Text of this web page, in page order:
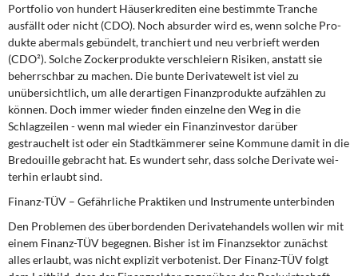
Portfolio von hundert Häuserkrediten eine be­stimmte Tranche
ausfällt oder nicht (CDO). Noch absurder wird es, wenn solche Pro­
dukte abermals gebündelt, tranchiert und neu verbrieft werden
(CDO²). Solche Zocker­produkte verschleiern Risiken, anstatt sie
beherrschbar zu machen. Die bunte Deri­vatewelt ist viel zu
unübersichtlich, um alle derartigen Finanzprodukte aufzählen zu
können. Doch immer wieder finden einzelne den Weg in die
Schlagzeilen - wenn mal wieder ein Finanzinvestor darüber
gestrauchelt ist oder ein Stadtkämmerer seine Kom­mune damit in die
Bredouille gebracht hat. Es wundert sehr, dass solche Derivate wei­
terhin erlaubt sind.
Finanz-TÜV – Gefährliche Praktiken und Instrumente unterbinden
Den Problemen des überbordenden Derivatehandels wollen wir mit
einem Finanz-TÜV begegnen. Bisher ist im Finanzsektor zunächst
alles erlaubt, was nicht explizit verbotenist. Der Finanz-TÜV folgt